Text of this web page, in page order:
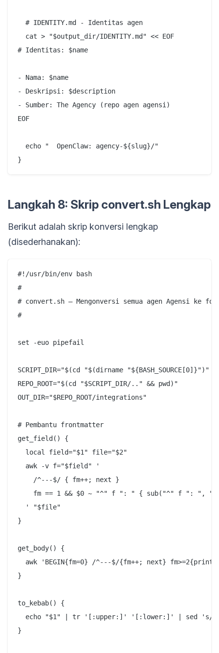
  # IDENTITY.md - Identitas agen
  cat > "$output_dir/IDENTITY.md" << EOF
# Identitas: $name
- Nama: $name
- Deskripsi: $description
- Sumber: The Agency (repo agen agensi)
EOF
  echo "  OpenClaw: agency-${slug}/"
Langkah 8: Skrip convert.sh Lengkap
Berikut adalah skrip konversi lengkap
(disederhanakan):
#!/usr/bin/env bash
#
# convert.sh — Mengonversi semua agen Agensi ke
#
set -euo pipefail
SCRIPT_DIR="$(cd "$(dirname "${BASH_SOURCE[0]}")"
REPO_ROOT="$(cd "$SCRIPT_DIR/.." && pwd)"
OUT_DIR="$REPO_ROOT/integrations"
# Pembantu frontmatter
get_field() {
  local field="$1" file="$2"
  awk -v f="$field" '
    /^---$/ { fm++; next }
fm == 1 && $0 ~ "^" f ": " { sub("^" f ": ",
  ' "$file"
}
get_body() {
awk 'BEGIN{fm=0} /^---$/{fm++; next}
}
to_kebab() {
echo "$1" | tr '[:upper:]' '[:lower:]' | sed 's/
}